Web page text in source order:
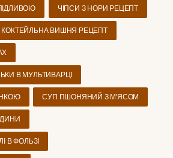
ЧІПСИ З НОРИ РЕЦЕПТ
КОКТЕЙЛЬНА ВИШНЯ РЕЦЕПТ
В МУЛЬТИВАРЦІ
СУП ПШОНЯНИЙ З М'ЯСОМ
В ФОЛЬЗІ